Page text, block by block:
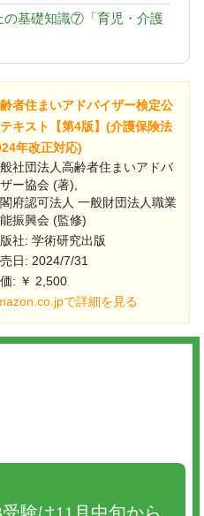
の基礎知識⑦「育児・介護
者住まいアドバイザー検定公
キスト【第4版】(介護保険法
年改正対応)
社団法人高齢者住まいアドバ
ー協会 (著),
府認可法人 一般財団法人職業
振興会 (監修)
社: 学術研究出版
日: 2024/7/31
: ￥ 2,500
で詳細を見る